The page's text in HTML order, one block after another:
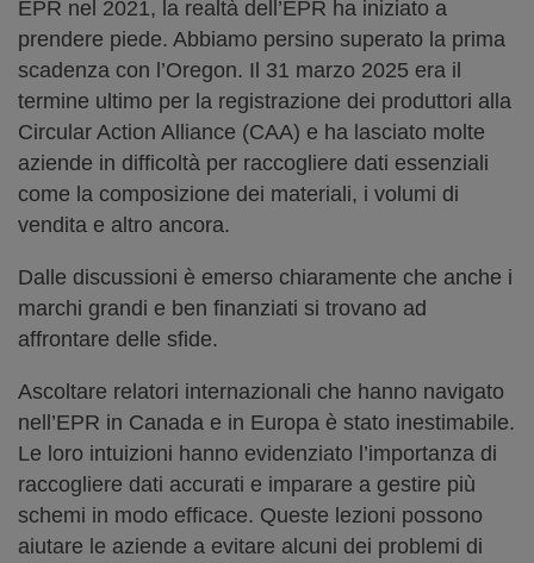
EPR nel 2021, la realtà dell’EPR ha iniziato a
prendere piede. Abbiamo persino superato la prima
scadenza con l’Oregon. Il 31 marzo 2025 era il
termine ultimo per la registrazione dei produttori alla
Circular Action Alliance (CAA) e ha lasciato molte
aziende in difficoltà per raccogliere dati essenziali
come la composizione dei materiali, i volumi di
vendita e altro ancora.
Dalle discussioni è emerso chiaramente che anche i
marchi grandi e ben finanziati si trovano ad
affrontare delle sfide.
Ascoltare relatori internazionali che hanno navigato
nell’EPR in Canada e in Europa è stato inestimabile.
Le loro intuizioni hanno evidenziato l’importanza di
raccogliere dati accurati e imparare a gestire più
schemi in modo efficace. Queste lezioni possono
aiutare le aziende a evitare alcuni dei problemi di